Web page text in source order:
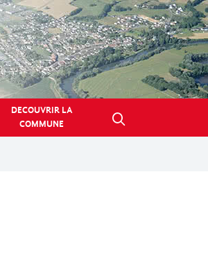
DECOUVRIR LA
COMMUNE